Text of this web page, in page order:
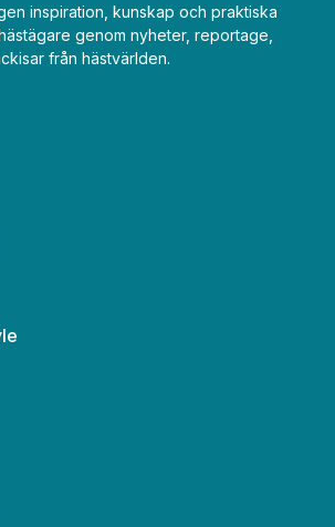
inspiration, kunskap och praktiska
genom nyheter, reportage,
från hästvärlden.